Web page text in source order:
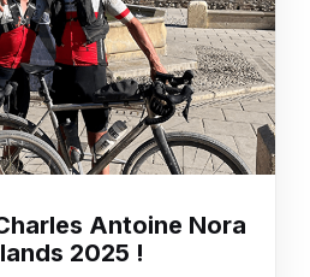
Antoine Nora
2025 !